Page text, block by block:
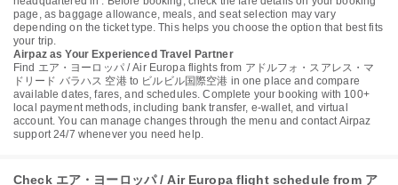
page, as baggage allowance, meals, and seat selection may vary
depending on the ticket type. This helps you choose the option that best fits
your trip.
Airpaz as Your Experienced Travel Partner
Find エア・ヨーロッパ / Air Europa flights from アドルフォ・スアレス・マ
ドリード バラハス 空港 to ビルビル国際空港 in one place and compare
available dates, fares, and schedules. Complete your booking with 100+
local payment methods, including bank transfer, e-wallet, and virtual
account. You can manage changes through the menu and contact Airpaz
support 24/7 whenever you need help.
Check エア・ヨーロッパ / Air Europa flight schedule from ア